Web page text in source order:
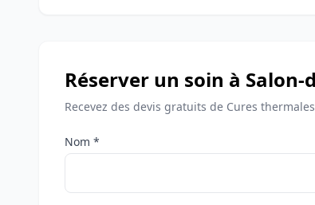
Réserver un soin à Salon-
Recevez des devis gratuits de Cures
Nom *